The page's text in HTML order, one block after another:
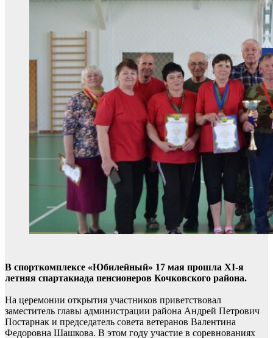
В спорткомплексе «Юбилейный» 17 мая прошла XI-я
летняя спартакиада пенсионеров Кочковского района.
На церемонии открытия участников приветствовал
заместитель главы администрации района Андрей Петрович
Постарнак и председатель совета ветеранов Валентина
Федоровна Шашкова. В этом году участие в соревнованиях